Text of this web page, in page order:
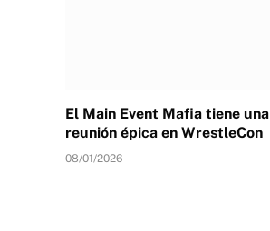
El Main Event Mafia tiene una
reunión épica en WrestleCon
08/01/2026